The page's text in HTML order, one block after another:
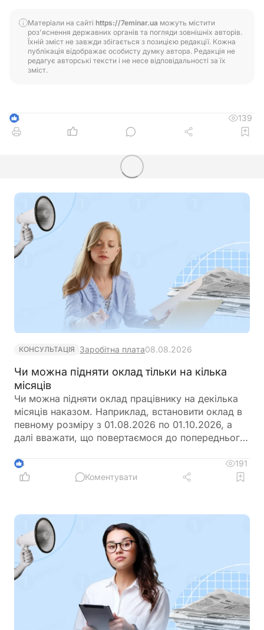
Матеріали на сайті https://7eminar.ua можуть містити
роз'яснення державних органів та погляди зовнішніх авторів.
Їхній зміст не завжди збігається з позицією редакції. Кожна
публікація відображає особисту думку автора. Редакція не
редагує авторські тексти і не несе відповідальності за їх
зміст.
4 139
КОНСУЛЬТАЦІЯ Заробітна плата08.08.2026
Чи можна підняти оклад тільки на кілька
місяців
Чи можна підняти оклад працівнику на декілька
місяців наказом. Наприклад, встановити оклад в
певному розміру з 01.08.2026 по 01.10.2026, а
далі вважати, що повертаємося до попереднього
4
191
Коментувати